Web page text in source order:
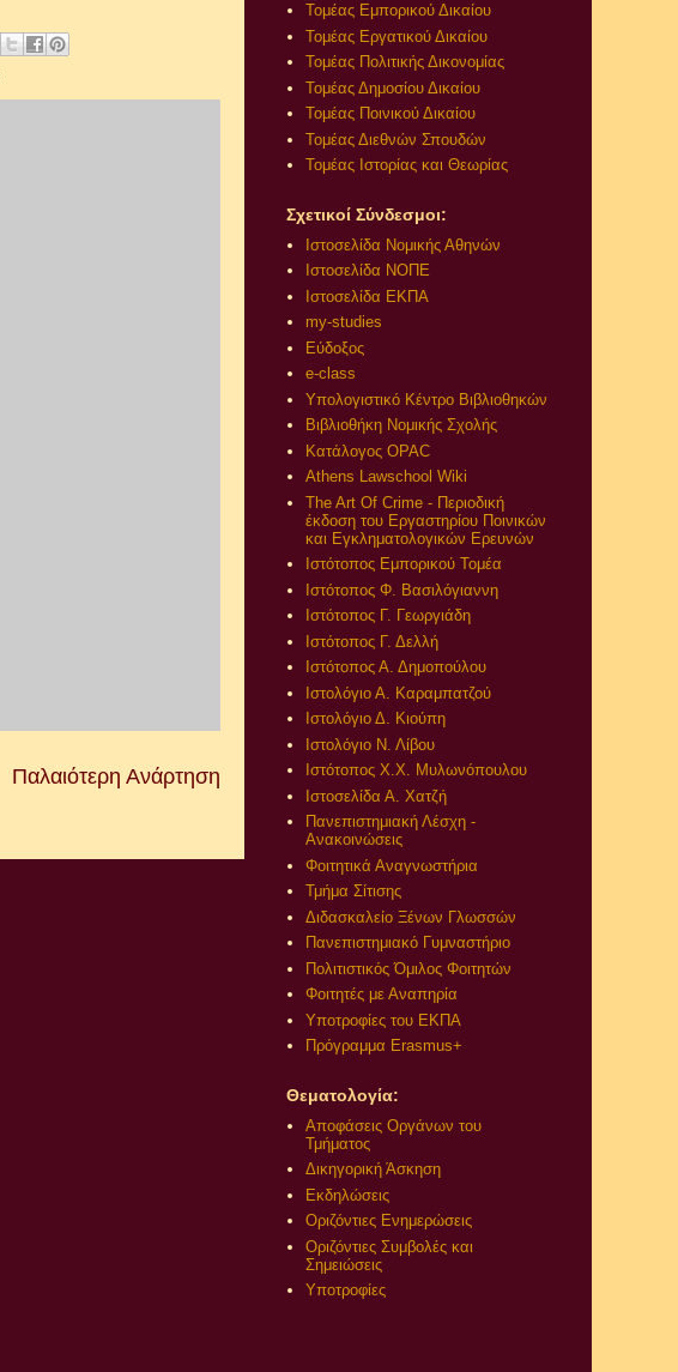
Παλαιότερη Ανάρτηση
Τομέας Εμπορικού Δικαίου
Τομέας Εργατικού Δικαίου
Τομέας Πολιτικής Δικονομίας
Τομέας Δημοσίου Δικαίου
Τομέας Ποινικού Δικαίου
Τομέας Διεθνών Σπουδών
Τομέας Ιστορίας και Θεωρίας
Σχετικοί Σύνδεσμοι:
Ιστοσελίδα Νομικής Αθηνών
Ιστοσελίδα ΝΟΠΕ
Ιστοσελίδα ΕΚΠΑ
my-studies
Εύδοξος
e-class
Υπολογιστικό Κέντρο Βιβλιοθηκών
Βιβλιοθήκη Νομικής Σχολής
Κατάλογος OPAC
Athens Lawschool Wiki
The Art Of Crime - Περιοδική
έκδοση του Εργαστηρίου Ποινικών
και Εγκληματολογικών Ερευνών
Ιστότοπος Εμπορικού Τομέα
Ιστότοπος Φ. Βασιλόγιαννη
Ιστότοπος Γ. Γεωργιάδη
Ιστότοπος Γ. Δελλή
Ιστότοπος Α. Δημοπούλου
Ιστολόγιο Α. Καραμπατζού
Ιστολόγιο Δ. Κιούπη
Ιστολόγιο Ν. Λίβου
Ιστότοπος Χ.Χ. Μυλωνόπουλου
Ιστοσελίδα Α. Χατζή
Πανεπιστημιακή Λέσχη -
Ανακοινώσεις
Φοιτητικά Αναγνωστήρια
Τμήμα Σίτισης
Διδασκαλείο Ξένων Γλωσσών
Πανεπιστημιακό Γυμναστήριο
Πολιτιστικός Όμιλος Φοιτητών
Φοιτητές με Αναπηρία
Υποτροφίες του ΕΚΠΑ
Πρόγραμμα Erasmus+
Θεματολογία:
Αποφάσεις Οργάνων του
Τμήματος
Δικηγορική Άσκηση
Εκδηλώσεις
Οριζόντιες Ενημερώσεις
Οριζόντιες Συμβολές και
Σημειώσεις
Υποτροφίες